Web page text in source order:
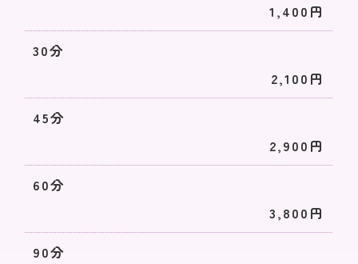
1,400円
30分
2,100円
45分
2,900円
60分
3,800円
90分